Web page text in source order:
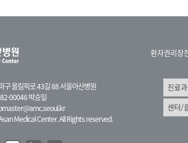
구 올림픽로 43길 88 서울아산병원
00046 박승일
Medical Center. All Rights reserved.
환자권리장